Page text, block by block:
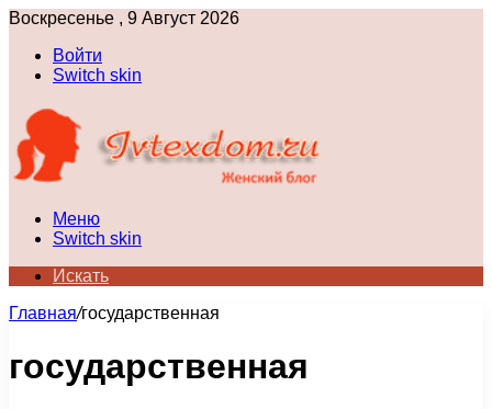
Воскресенье , 9 Август 2026
Войти
Switch skin
Меню
Switch skin
Искать
Главная/государственная
государственная